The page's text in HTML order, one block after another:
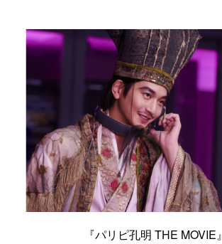
『パリピ孔明 THE MOVIE』